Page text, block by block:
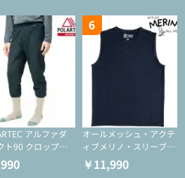
アルファダ
ト90 クロップド
ツ（アクティブ
レーション/テン
6
オールメッシュ・アクテ
ィブメリノ・スリーブレ
ス
￥11,990